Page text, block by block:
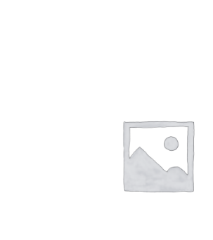
AGREGAR AL CARRITO